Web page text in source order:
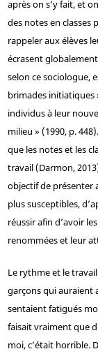
après on s’y fait, et
des notes en classes
rappeler aux élèves
écrasent
selon ce sociologue,
brimades initiatiques
individus à leur
milieu » (1990, p.
que les notes et les
travail (Darmon,
objectif de présenter
plus susceptibles,
réussir afin d’avoir
renommées et leur
Le rythme et le
garçons qui auraient
sentaient fatigués
faisait vraiment que
moi, c’était horrible.